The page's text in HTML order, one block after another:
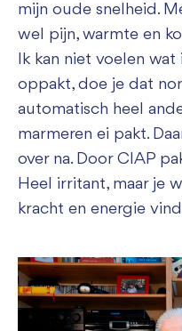
mijn oude snelheid.
wel pijn, warmte en
Ik kan niet voelen wat
oppakt, doe je dat
automatisch heel
marmeren ei pakt.
over na. Door CIAP
Heel irritant, maar je
kracht en energie vind